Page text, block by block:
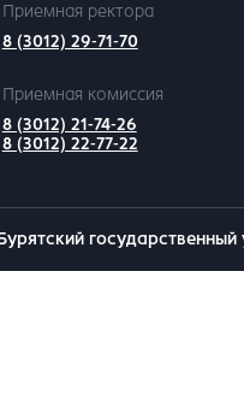
Приемная ректора
8 (3012) 29-71-70
Приемная комиссия
8 (3012) 21-74-26
8 (3012) 22-77-22